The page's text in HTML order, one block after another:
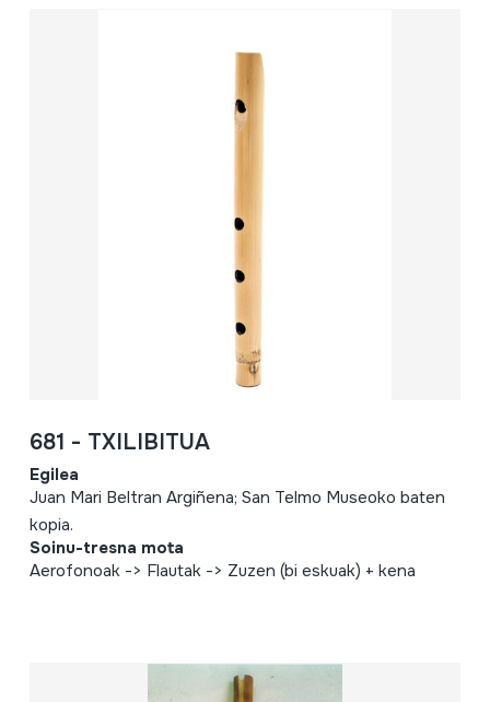
681 - TXILIBITUA
Egilea
Juan Mari Beltran Argiñena; San Telmo Museoko baten
kopia.
Soinu-tresna mota
Aerofonoak -> Flautak -> Zuzen (bi eskuak) + kena